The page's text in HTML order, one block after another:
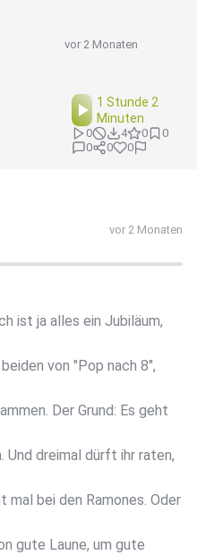
vor 2 Monaten
1 Stunde 2
Minuten
0 4 0
0
0
0 0
vor 2 Monaten
ist ja alles ein Jubiläum,
von "Pop nach 8",
Der Grund: Es geht
Und dreimal dürft ihr raten,
mal bei den Ramones. Oder
gute Laune, um gute